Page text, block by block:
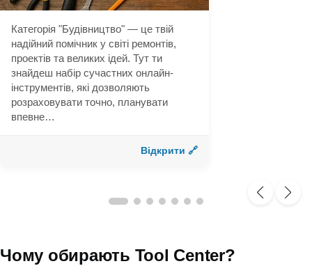
Категорія "Будівництво" — це твій
надійний помічник у світі ремонтів,
проектів та великих ідей. Тут ти
знайдеш набір сучастних онлайн-
інструментів, які дозволяють
розраховувати точно, планувати
впевне…
Відкрити 🔗
Чому обирають Tool Center?